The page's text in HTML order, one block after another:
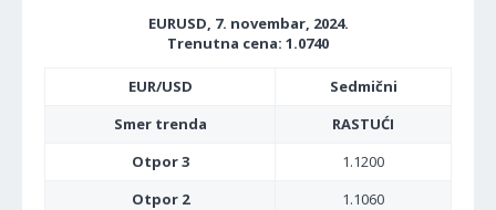
EURUSD, 7. novembar, 2024.
Trenutna cena: 1.0740
EUR/USD
Sedmični
Smer trenda
RASTUĆI
Otpor 3
1.1200
Otpor 2
1.1060